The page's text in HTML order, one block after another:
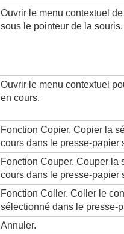
Ouvrir le menu contextuel
sous le pointeur de la souris.
Ouvrir le menu contextuel
en cours.
Fonction Copier. Copier la
cours dans le presse-papier
Fonction Couper. Couper la
cours dans le presse-papier
Fonction Coller. Coller le
sélectionné dans le presse-
Annuler.